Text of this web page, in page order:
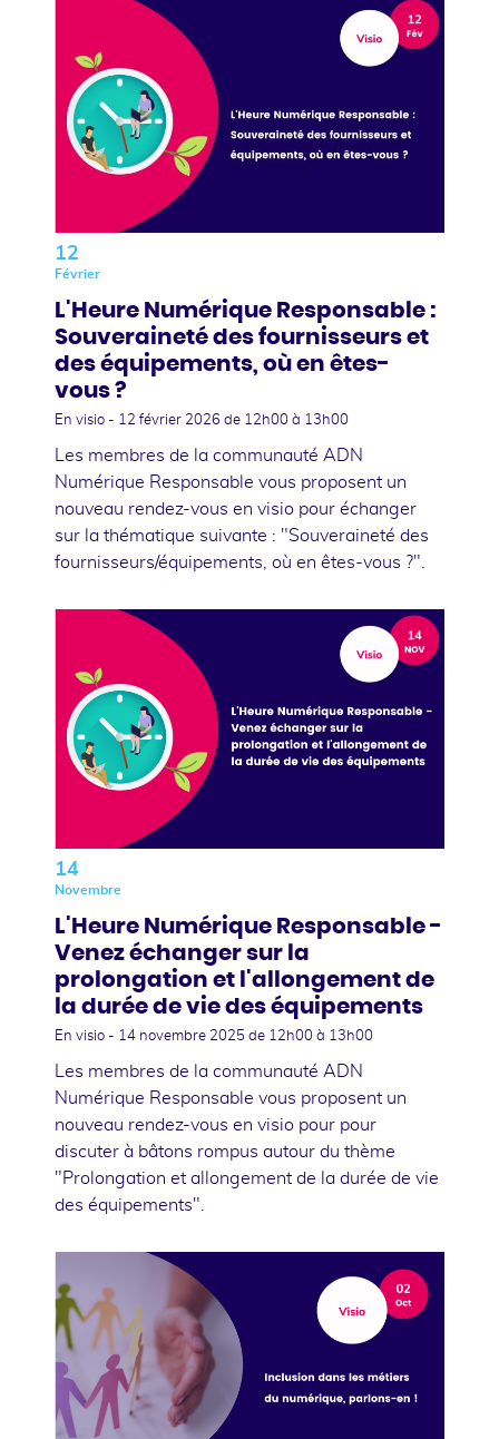
12
Février
L'Heure Numérique Responsable :
Souveraineté des fournisseurs et
des équipements, où en êtes-
vous ?
En visio - 12 février 2026 de 12h00 à 13h00
Les membres de la communauté ADN
Numérique Responsable vous proposent un
nouveau rendez-vous en visio pour échanger
sur la thématique suivante : "Souveraineté des
fournisseurs/équipements, où en êtes-vous ?".
14
Novembre
L'Heure Numérique Responsable -
Venez échanger sur la
prolongation et l'allongement de
la durée de vie des équipements
En visio - 14 novembre 2025 de 12h00 à 13h00
Les membres de la communauté ADN
Numérique Responsable vous proposent un
nouveau rendez-vous en visio pour pour
discuter à bâtons rompus autour du thème
"Prolongation et allongement de la durée de vie
des équipements".